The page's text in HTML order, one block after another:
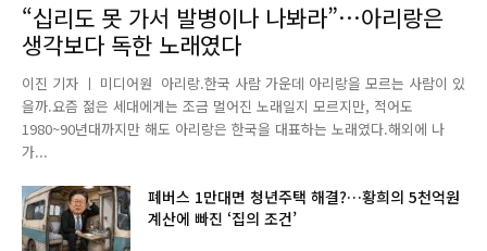
“십리도 못 가서 발병이나 나봐라”…아리랑은
생각보다 독한 노래였다
이진 기자 ㅣ 미디어원 아리랑.한국 사람 가운데 아리랑을 모르는 사람이 있
을까.요즘 젊은 세대에게는 조금 멀어진 노래일지 모르지만, 적어도
1980~90년대까지만 해도 아리랑은 한국을 대표하는 노래였다.해외에 나
가...
폐버스 1만대면 청년주택 해결?…황희의 5천억원
계산에 빠진 ‘집의 조건’